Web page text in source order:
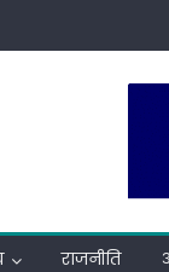
राजनीति